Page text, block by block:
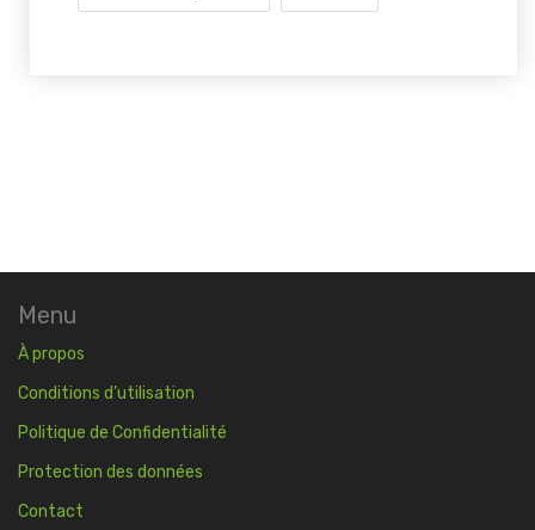
Menu
À propos
Conditions d’utilisation
Politique de Confidentialité
Protection des données
Contact